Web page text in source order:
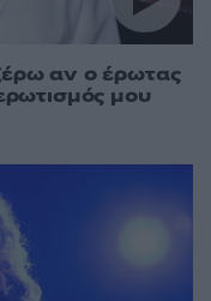
αν ο έρωτας
μου